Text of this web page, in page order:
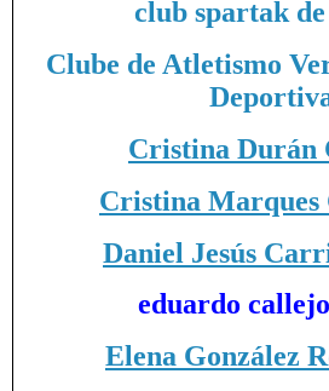
club spartak
Clube de Atletismo
Cristina Durán
Cristina Marques
Daniel Jesús
eduardo
Elena González